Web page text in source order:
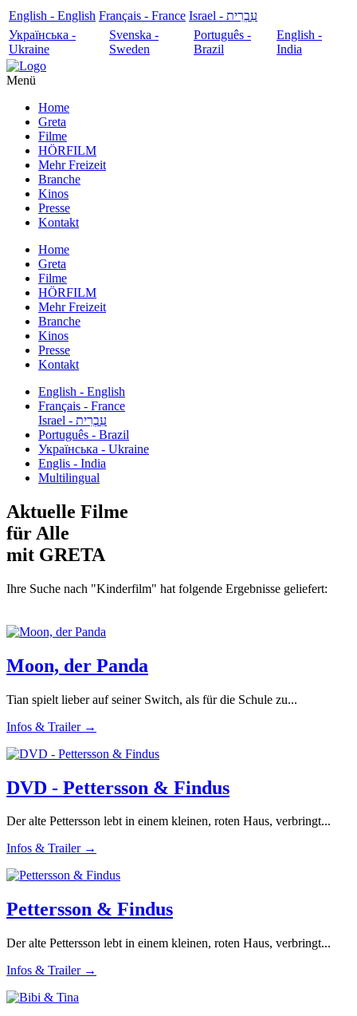
English - English Français - France
עִבְרִית - Israel
Українська -
Ukraine
Svenska -
Sweden
Português -
Brazil
English -
India
Menü
Home
Greta
Filme
HÖRFILM
Mehr Freizeit
Branche
Kinos
Presse
Kontakt
Home
Greta
Filme
HÖRFILM
Mehr Freizeit
Branche
Kinos
Presse
Kontakt
English - English
Français - France
עִבְרִית - Israel
Português - Brazil
Українська - Ukraine
Englis - India
Multilingual
Aktuelle Filme
für Alle
mit GRETA
Ihre Suche nach "Kinderfilm" hat folgende Ergebnisse geliefert:
Moon, der Panda
Tian spielt lieber auf seiner Switch, als für die Schule zu...
Infos & Trailer →
DVD - Pettersson & Findus
Der alte Pettersson lebt in einem kleinen, roten Haus, verbringt...
Infos & Trailer →
Pettersson & Findus
Der alte Pettersson lebt in einem kleinen, roten Haus, verbringt...
Infos & Trailer →